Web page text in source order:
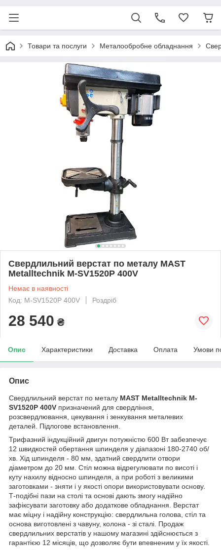
Товари та послуги Металообробне обладнання
Свердлильний верстат по металу MAST
Metalltechnik M-SV1520P 400V
Немає в наявності
Код: M-SV1520P 400V
Роздріб
28 540 ₴
Опис Характеристики Доставка Оплата Умови
Опис
Свердлильний верстат по металу MAST Metalltechnik M-
SV1520P 400V призначений для свердління,
розсвердлювання, цекування і зенкування металевих
деталей. Підлогове встановлення.
Трифазний індукційний двигун потужністю 600 Вт забезпечує
12 швидкостей обертання шпинделя у діапазоні 180-2740 об/
хв. Хід шпинделя - 80 мм, здатний свердлити отвори
діаметром до 20 мм. Стіл можна відрегулювати по висоті і
куту нахилу відносно шпинделя, а при роботі з великими
заготовками - зняти і у якості опори використовувати основу.
Т-подібні пази на столі та основі дають змогу надійно
зафіксувати заготовку або додаткове обладнання. Верстат
має міцну і надійну конструкцію: свердлильна голова, стіл та
основа виготовлені з чавуну, колона - зі сталі. Продаж
свердлильних верстатів у нашому магазині здійснюється з
гарантією 12 місяців, що дозволяє бути впевненим у їх якості.